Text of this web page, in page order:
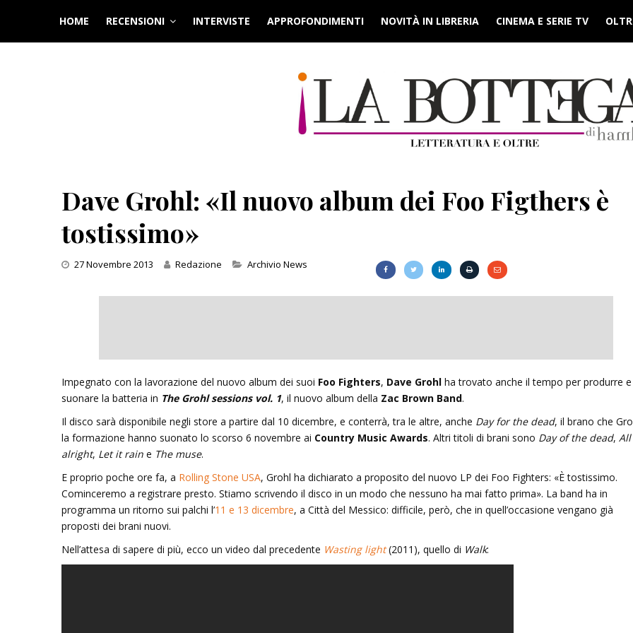
content
HOME RECENSIONI INTERVISTE APPROFONDIMENTI NOVITÀ IN LIBRERIA CINEMA E SERIE TV
Dave Grohl: «Il nuovo album dei Foo Figthers è
tostissimo»
27 Novembre 2013 Redazione Categories
Archivio News
Impegnato con la lavorazione del nuovo album dei suoi Foo Fighters, Dave Grohl ha trovato anche il tempo per produrre e
suonare la batteria in The Grohl sessions vol. 1, il nuovo album della Zac Brown Band.
Il disco sarà disponibile negli store a partire dal 10 dicembre, e conterrà, tra le altre, anche Day for the dead, il brano che
la formazione hanno suonato lo scorso 6 novembre ai Country Music Awards. Altri titoli di brani sono Day of the dead, All
alright, Let it rain e The muse.
E proprio poche ore fa, a Rolling Stone USA, Grohl ha dichiarato a proposito del nuovo LP dei Foo Fighters: «È tostissimo.
Cominceremo a registrare presto. Stiamo scrivendo il disco in un modo che nessuno ha mai fatto prima». La band ha in
programma un ritorno sui palchi l’11 e 13 dicembre, a Città del Messico: difficile, però, che in quell’occasione vengano già
proposti dei brani nuovi.
Nell’attesa di sapere di più, ecco un video dal precedente Wasting light(2011), quello di Walk:
Inseguendo un’ombra: cento anni di
Andrea Camilleri
13 Dicembre 2025
Le indegne: romanzo di
27 Dicembre 2025